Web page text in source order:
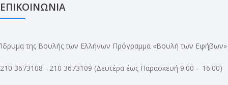
ΕΠΙΚΟΙΝΩΝΙΑ
Ίδρυμα της Βουλής των Ελλήνων Πρόγραμμα «Βουλή των Εφήβων»
210 3673108 - 210 3673109 (Δευτέρα έως Παρασκευή 9.00 – 16.00)